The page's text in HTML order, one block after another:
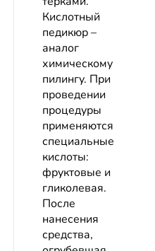
Кислотный
педикюр –
аналог
химическому
пилингу. При
проведении
процедуры
применяются
специальные
кислоты:
фруктовые и
гликолевая.
После
нанесения
средства,